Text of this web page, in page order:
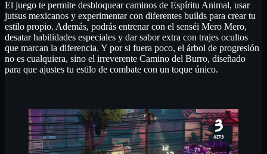
El juego te permite desbloquear caminos de Espíritu Animal, usar
jutsus mexicanos y experimentar con diferentes builds para crear tu
estilo propio. Además, podrás entrenar con el senséi Mero Mero,
desatar habilidades especiales y dar sabor extra con trajes ocultos
que marcan la diferencia. Y por si fuera poco, el árbol de progresión
no es cualquiera, sino el irreverente Camino del Burro, diseñado
para que ajustes tu estilo de combate con un toque único.